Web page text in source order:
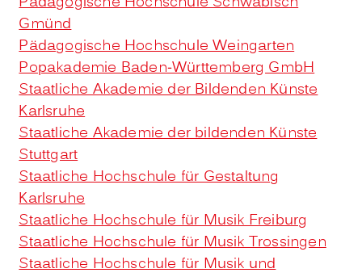
Gmünd
Pädagogische Hochschule Weingarten
Popakademie Baden-Württemberg GmbH
Staatliche Akademie der Bildenden Künste
Karlsruhe
Staatliche Akademie der bildenden Künste
Stuttgart
Staatliche Hochschule für Gestaltung
Karlsruhe
Staatliche Hochschule für Musik Freiburg
Staatliche Hochschule für Musik Trossingen
Staatliche Hochschule für Musik und